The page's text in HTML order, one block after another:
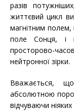
разів
життєвий цикл
магнітним полем,
поле Сонця, і
просторово-
нейтронної зірки.
Вважається,
абсолютною
відчуваючи